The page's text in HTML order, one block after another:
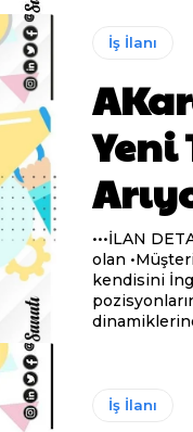
İş İlanı
Yeni
•••İLAN DETAYLARI••• •Tercihen
olan •Müşteri ilişkileri süreçleri konusunda deneyimli •Tercihen
kendisini
pozisyonların
İş İlanı